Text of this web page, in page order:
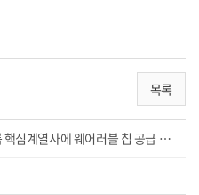
목록
지니틱스, 중국 BBK그룹 핵심계열사에 웨어러블 칩 공급 개시